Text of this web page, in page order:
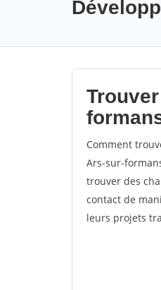
Comment
Ars-sur-
trouver des
contact de
leurs projets